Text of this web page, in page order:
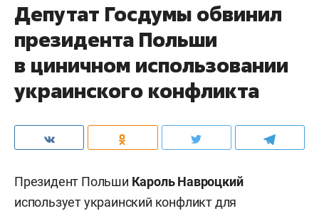
Депутат Госдумы обвинил
президента Польши
в циничном использовании
украинского конфликта
Президент Польши Кароль Навроцкий
использует украинский конфликт для